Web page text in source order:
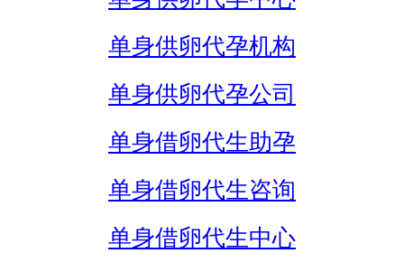
单身供卵代孕机构
单身供卵代孕公司
单身借卵代生助孕
单身借卵代生咨询
单身借卵代生中心